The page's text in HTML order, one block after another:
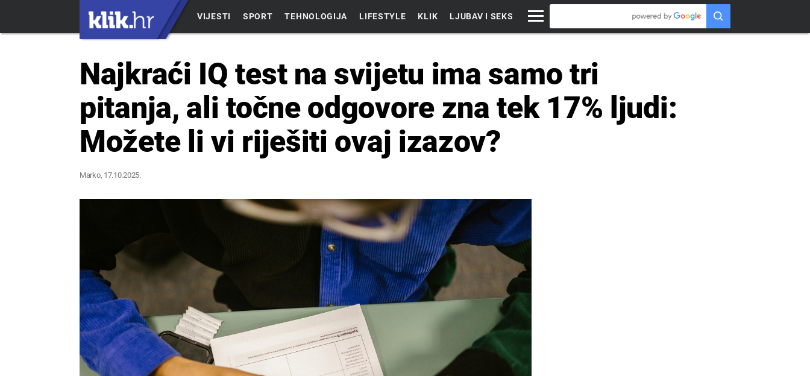
VIJESTI SPORT TEHNOLOGIJA LIFESTYLE KLIK LJUBAV I SEKS
Najkraći IQ test na svijetu ima samo tri
pitanja, ali točne odgovore zna tek 17% ljudi:
Možete li vi riješiti ovaj izazov?
Marko, 17.10.2025.